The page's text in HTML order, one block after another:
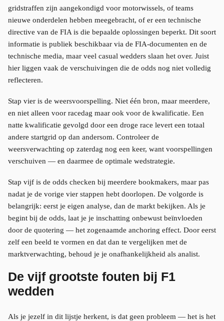
gridstraffen zijn aangekondigd voor motorwissels, of teams
nieuwe onderdelen hebben meegebracht, of er een technische
directive van de FIA is die bepaalde oplossingen beperkt. Dit soort
informatie is publiek beschikbaar via de FIA-documenten en de
technische media, maar veel casual wedders slaan het over. Juist
hier liggen vaak de verschuivingen die de odds nog niet volledig
reflecteren.
Stap vier is de weersvoorspelling. Niet één bron, maar meerdere,
en niet alleen voor racedag maar ook voor de kwalificatie. Een
natte kwalificatie gevolgd door een droge race levert een totaal
andere startgrid op dan andersom. Controleer de
weersverwachting op zaterdag nog een keer, want voorspellingen
verschuiven — en daarmee de optimale wedstrategie.
Stap vijf is de odds checken bij meerdere bookmakers, maar pas
nadat je de vorige vier stappen hebt doorlopen. De volgorde is
belangrijk: eerst je eigen analyse, dan de markt bekijken. Als je
begint bij de odds, laat je je inschatting onbewust beïnvloeden
door de quotering — het zogenaamde anchoring effect. Door eerst
zelf een beeld te vormen en dat dan te vergelijken met de
marktverwachting, behoud je je onafhankelijkheid als analist.
De vijf grootste fouten bij F1
wedden
Als je jezelf in dit lijstje herkent, is dat geen probleem — het is het